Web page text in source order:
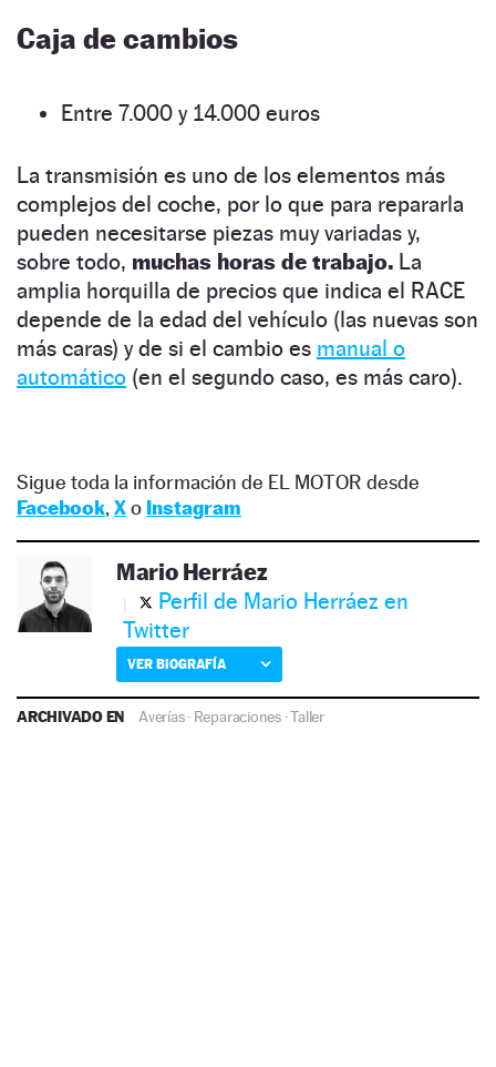
Caja de cambios
Entre 7.000 y 14.000 euros
La transmisión es uno de los elementos más
complejos del coche, por lo que para repararla
pueden necesitarse piezas muy variadas y,
sobre todo, muchas horas de trabajo. La
amplia horquilla de precios que indica el RACE
depende de la edad del vehículo (las nuevas son
más caras) y de si el cambio es manual o
automático (en el segundo caso, es más caro).
Sigue toda la información de EL MOTOR desde
Facebook, Xo Instagram
Mario Herráez
Perfil de Mario Herráez en
Twitter
VER BIOGRAFÍA
ARCHIVADO EN Averías· Reparaciones·Taller